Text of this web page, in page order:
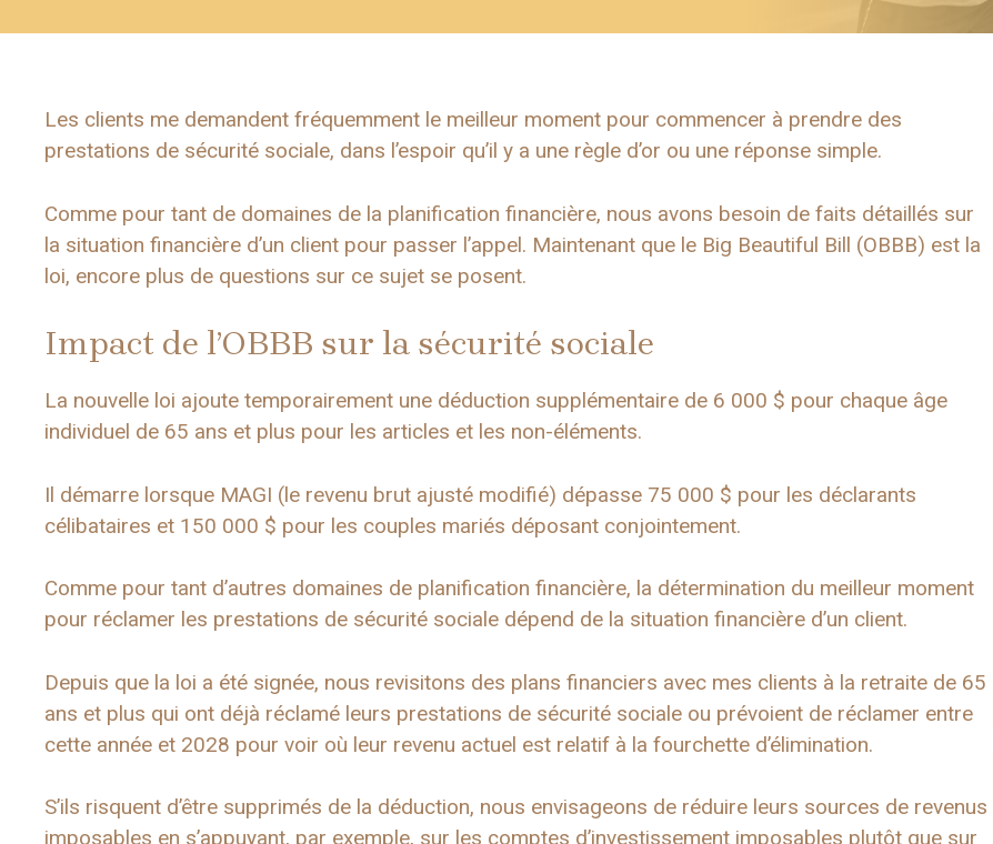
Les clients me demandent fréquemment le meilleur moment pour commencer à prendre des
prestations de sécurité sociale, dans l’espoir qu’il y a une règle d’or ou une réponse simple.
Comme pour tant de domaines de la planification financière, nous avons besoin de faits détaillés sur
la situation financière d’un client pour passer l’appel. Maintenant que le Big Beautiful Bill (OBBB) est la
loi, encore plus de questions sur ce sujet se posent.
Impact de l’OBBB sur la sécurité sociale
La nouvelle loi ajoute temporairement une déduction supplémentaire de 6 000 $ pour chaque âge
individuel de 65 ans et plus pour les articles et les non-éléments.
Il démarre lorsque MAGI (le revenu brut ajusté modifié) dépasse 75 000 $ pour les déclarants
célibataires et 150 000 $ pour les couples mariés déposant conjointement.
Comme pour tant d’autres domaines de planification financière, la détermination du meilleur moment
pour réclamer les prestations de sécurité sociale dépend de la situation financière d’un client.
Depuis que la loi a été signée, nous revisitons des plans financiers avec mes clients à la retraite de 65
ans et plus qui ont déjà réclamé leurs prestations de sécurité sociale ou prévoient de réclamer entre
cette année et 2028 pour voir où leur revenu actuel est relatif à la fourchette d’élimination.
S’ils risquent d’être supprimés de la déduction, nous envisageons de réduire leurs sources de revenus
imposables en s’appuyant, par exemple, sur les comptes d’investissement imposables plutôt que sur